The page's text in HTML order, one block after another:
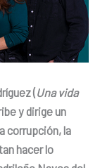
(Una vida
y dirige un
corrupción, la
hacer lo